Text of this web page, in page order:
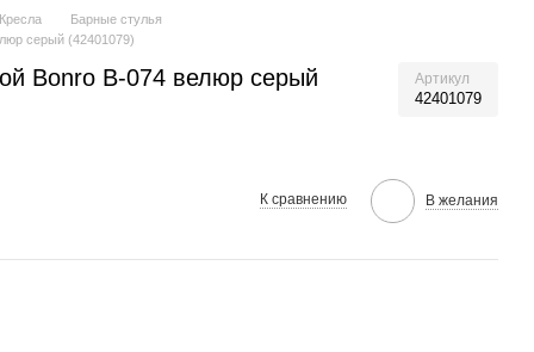
Кресла
Барные стулья
серый (42401079)
Bonro B-074 велюр серый
Артикул
42401079
К сравнению В желания